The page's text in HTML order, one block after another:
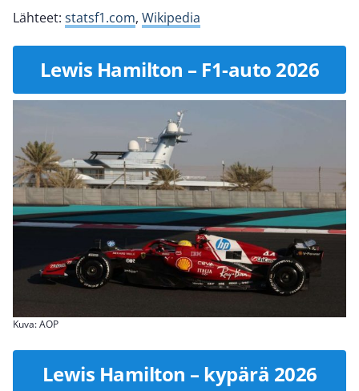
Lähteet: statsf1.com, Wikipedia
Lewis Hamilton – F1-auto 2026
Kuva: AOP
Lewis Hamilton – kypärä 2026